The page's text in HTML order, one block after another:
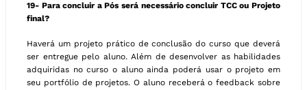
19- Para concluir a Pós será necessário concluir TCC ou Projeto
final?
Haverá um projeto prático de conclusão do curso que deverá
ser entregue pelo aluno. Além de desenvolver as habilidades
adquiridas no curso o aluno ainda poderá usar o projeto em
seu portfólio de projetos. O aluno receberá o feedback sobre